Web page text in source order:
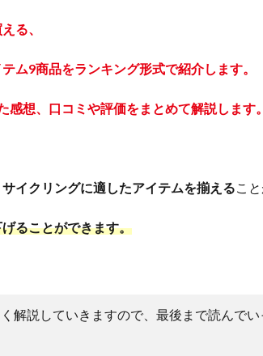
る、
ム9商品をランキング形式で紹介します。
想、口コミや評価をまとめて解説します。
イクリングに適したアイテムを揃える こ
ることができます。
解説していきますので、最後まで読んでい